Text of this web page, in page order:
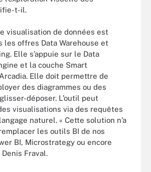
t-il.
visualisation de données est
les offres Data Warehouse et
Elle s’appuie sur le Data
et la couche Smart
Elle doit permettre de
des diagrammes ou des
déposer. L’outil peut
visualisations via des requêtes
naturel. « Cette solution n’a
les outils BI de nos
BI, Microstrategy ou encore
Fraval.